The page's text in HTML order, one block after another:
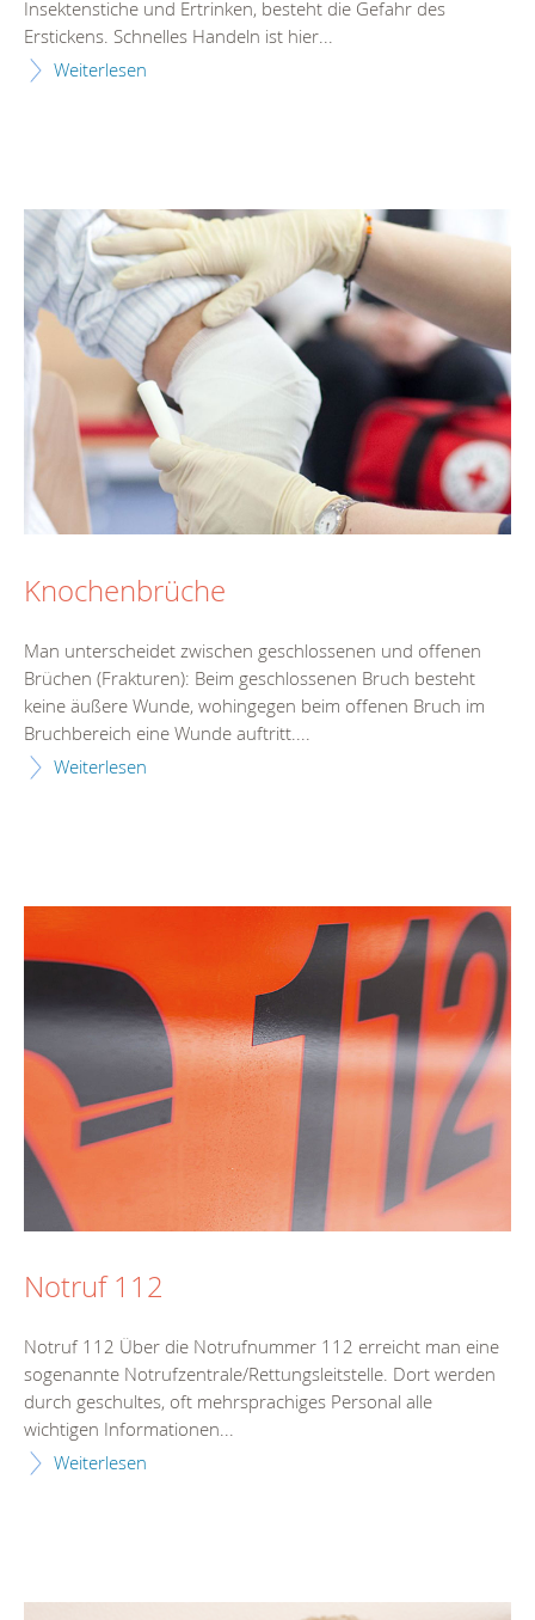
Insektenstiche und Ertrinken, besteht die Gefahr des
Erstickens. Schnelles Handeln ist hier...
Weiterlesen
Knochenbrüche
Man unterscheidet zwischen geschlossenen und offenen
Brüchen (Frakturen): Beim geschlossenen Bruch besteht
keine äußere Wunde, wohingegen beim offenen Bruch im
Bruchbereich eine Wunde auftritt....
Weiterlesen
Notruf 112
Notruf 112 Über die Notrufnummer 112 erreicht man eine
sogenannte Notrufzentrale/Rettungsleitstelle. Dort werden
durch geschultes, oft mehrsprachiges Personal alle
wichtigen Informationen...
Weiterlesen